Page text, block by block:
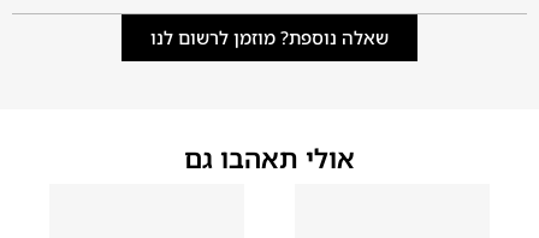
שאלה נוספת? מוזמן לרשום לנו
אולי תאהבו גם